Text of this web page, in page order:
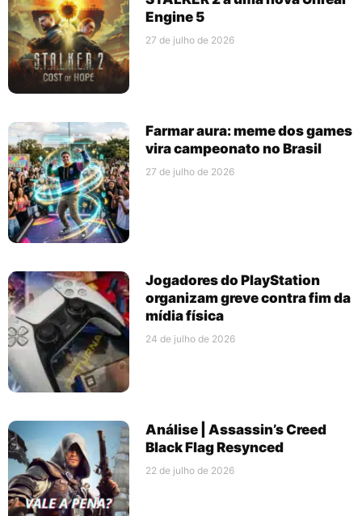
Engine 5
27 de julho de 2026
Farmar aura: meme dos games
vira campeonato no Brasil
27 de julho de 2026
Jogadores do PlayStation
organizam greve contra fim da
mídia física
24 de julho de 2026
Análise | Assassin’s Creed
Black Flag Resynced
22 de julho de 2026